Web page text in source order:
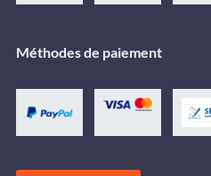
Méthodes de paiement